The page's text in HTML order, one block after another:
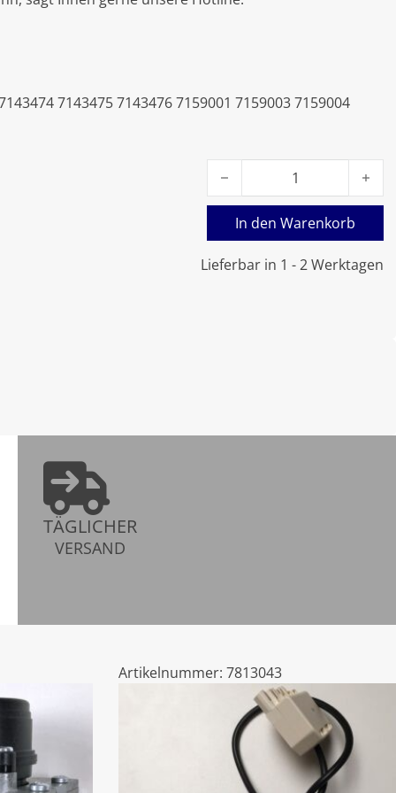
7143475 7143476 7159001 7159003 7159004
Lieferbar in 1 - 2 Werktagen
Viessmann
In den Warenkorb
TÄGLICHER
VERSAND
Artikelnummer:7813043